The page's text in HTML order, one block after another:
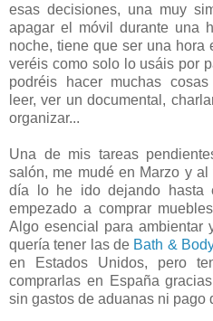
esas decisiones, una muy
apagar el móvil durante una
noche, tiene que ser una hora
veréis como solo lo usáis por
podréis hacer muchas
leer, ver un documental,
organizar...
Una de mis tareas
salón, me mudé en Marzo y
día lo he ido dejando hasta
empezado a comprar
Algo esencial para ambientar
quería tener las de Bath &
en Estados Unidos, pero
comprarlas en España
sin gastos de aduanas ni pago